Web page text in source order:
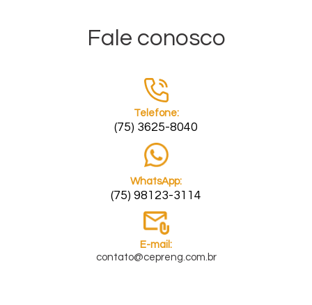
Fale conosco
Telefone:
(75) 3625-8040
WhatsApp:
(75) 98123-3114
E-mail:
contato@cepreng.com.br